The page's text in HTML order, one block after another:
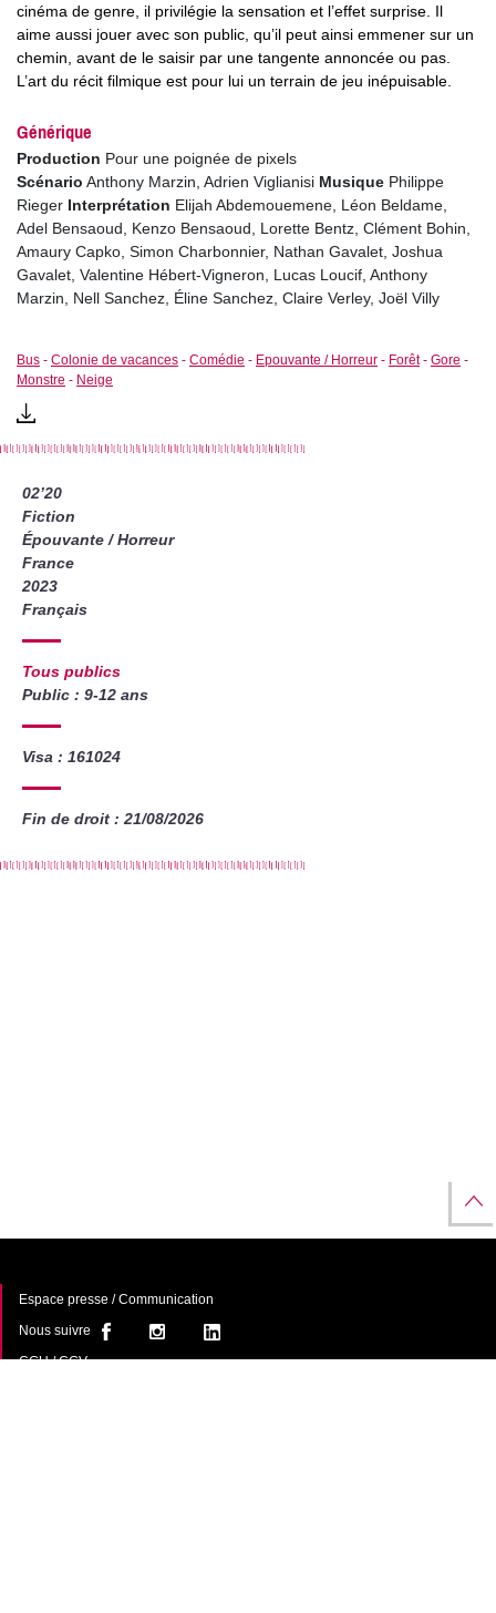
cinéma de genre, il privilégie la sensation et l’effet surprise. Il
aime aussi jouer avec son public, qu’il peut ainsi emmener sur un
chemin, avant de le saisir par une tangente annoncée ou pas.
L’art du récit filmique est pour lui un terrain de jeu inépuisable.
Générique
Production Pour une poignée de pixels
Scénario Anthony Marzin, Adrien Viglianisi Musique Philippe
Rieger Interprétation Elijah Abdemouemene, Léon Beldame,
Adel Bensaoud, Kenzo Bensaoud, Lorette Bentz, Clément Bohin,
Amaury Capko, Simon Charbonnier, Nathan Gavalet, Joshua
Gavalet, Valentine Hébert-Vigneron, Lucas Loucif, Anthony
Marzin, Nell Sanchez, Éline Sanchez, Claire Verley, Joël Villy
Bus - Colonie de vacances - Comédie - Epouvante / Horreur - Forêt- Gore -
Monstre - Neige
02’20
Fiction
Épouvante / Horreur
France
2023
Français
Tous publics
Public : 9-12 ans
Visa : 161024
Fin de droit : 21/08/2026
Espace presse / Communication
Nous suivre
CGU / CGV